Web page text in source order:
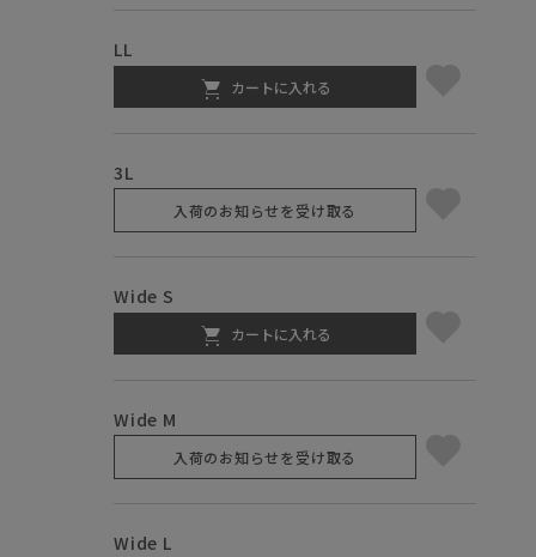
LL
カートに入れる
3L
入荷のお知らせを受け取る
Wide S
カートに入れる
Wide M
入荷のお知らせを受け取る
Wide L